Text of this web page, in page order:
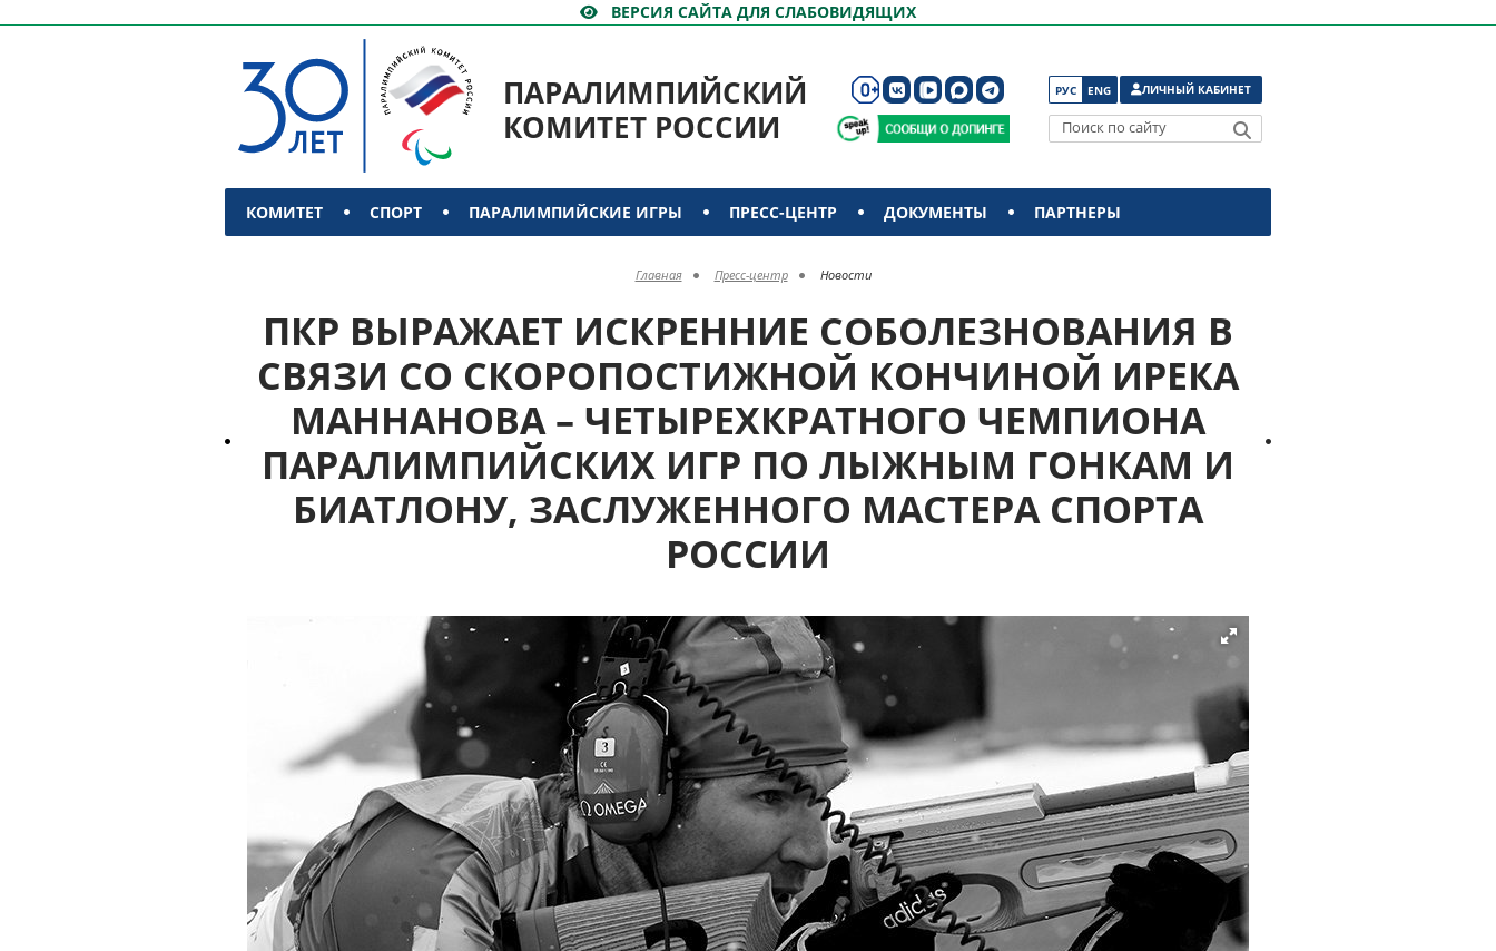
ВЕРСИЯ САЙТА ДЛЯ СЛАБОВИДЯЩИХ
ПАРАЛИМПИЙСКИЙ
КОМИТЕТ РОССИИ
РУС ENG ЛИЧНЫЙ КАБИНЕТ
Поиск по сайту
КОМИТЕТ СПОРТ ПАРАЛИМПИЙСКИЕ ИГРЫ ПРЕСС-ЦЕНТР ДОКУМЕНТЫ ПАРТНЕРЫ
Главная Пресс-центр Новости
ПКР ВЫРАЖАЕТ ИСКРЕННИЕ СОБОЛЕЗНОВАНИЯ В
СВЯЗИ СО СКОРОПОСТИЖНОЙ КОНЧИНОЙ ИРЕКА
МАННАНОВА – ЧЕТЫРЕХКРАТНОГО ЧЕМПИОНА
ПАРАЛИМПИЙСКИХ ИГР ПО ЛЫЖНЫМ ГОНКАМ И
БИАТЛОНУ, ЗАСЛУЖЕННОГО МАСТЕРА СПОРТА
РОССИИ